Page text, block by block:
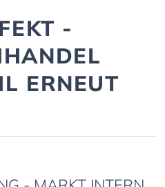
-
ERNEUT